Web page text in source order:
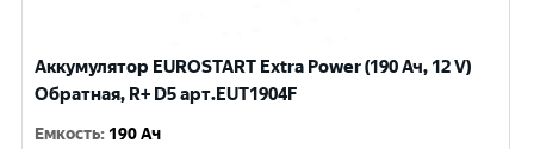
Аккумулятор EUROSTART Extra Power (190 Ач, 12 V)
Обратная, R+ D5 арт.EUT1904F
Емкость: 190 Ач